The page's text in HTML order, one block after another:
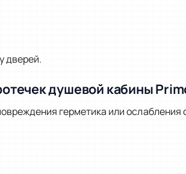
дверей.
душевой кабины
герметика или ослабления